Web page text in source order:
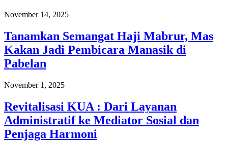
November 14, 2025
Tanamkan Semangat Haji Mabrur, Mas
Kakan Jadi Pembicara Manasik di
Pabelan
November 1, 2025
Revitalisasi KUA : Dari Layanan
Administratif ke Mediator Sosial dan
Penjaga Harmoni